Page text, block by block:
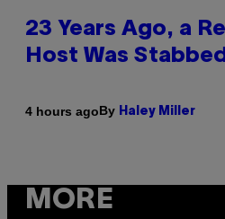
23 Years Ago, a
Host Was
4 hours agoBy Haley Miller
MORE